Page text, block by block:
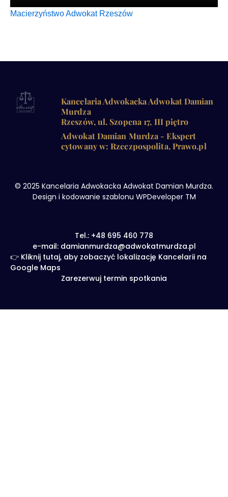
Macie­rzyń­stwoAdwo­kat Rzeszów
Kancelaria Adwokacka Adwokat Damian
Murdza
Rzeszów, ul. Szopena 17, III piętro
Adwokat Damian Murdza - Ekspert
cytowany w: Rzeczpospolita, Prawo.pl
© 2025 Kancelaria Adwokacka Adwokat Damian Murdza.
Design i kodowanie szablonu WPDeveloper TM
Tel.: +48 695 460 778
e-mail: damianmurdza@adwokatmurdza.pl
👉 Kliknij tutaj, aby zobaczyć lokalizację Kancelarii na
Google Maps
Zarezerwuj termin spotkania